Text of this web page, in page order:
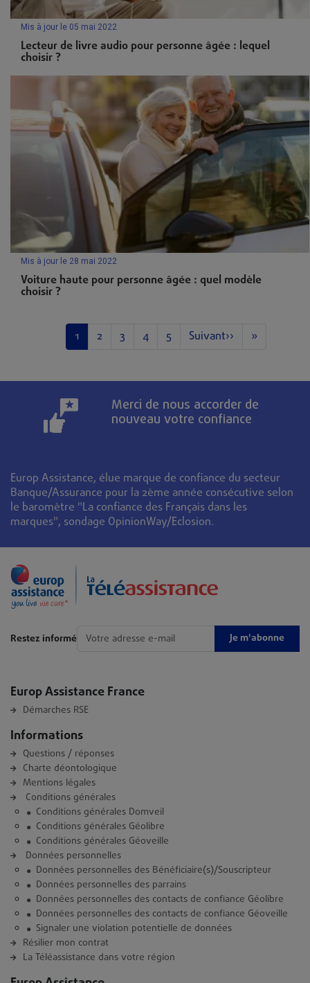
Mis à jour le 05 mai 2022
Lecteur de livre audio pour personne âgée : lequel
choisir ?
Mis à jour le 28 mai 2022
Voiture haute pour personne âgée : quel modèle
choisir ?
PaginationPage
1 Page
2 Page
3 Page
4 Page
5 Page suivante
Suivant›› Dernière
»
Merci de nous accorder de
nouveau votre confiance
Europ Assistance, élue marque de confiance du secteur
Banque/Assurance pour la 2ème année consécutive selon
le baromètre "La confiance des Français dans les
marques", sondage OpinionWay/Eclosion.
Restez informé Je m'abonne
Europ Assistance France
Démarches RSE
Informations
Questions / réponses
Charte déontologique
Mentions légales
Conditions générales
Conditions générales Domveil
Conditions générales Géolibre
Conditions générales Géoveille
Données personnelles
Données personnelles des Bénéficiaire(s)/Souscripteur
Données personnelles des parrains
Données personnelles des contacts de confiance Géolibre
Données personnelles des contacts de confiance Géoveille
Signaler une violation potentielle de données
Résilier mon contrat
La Téléassistance dans votre région